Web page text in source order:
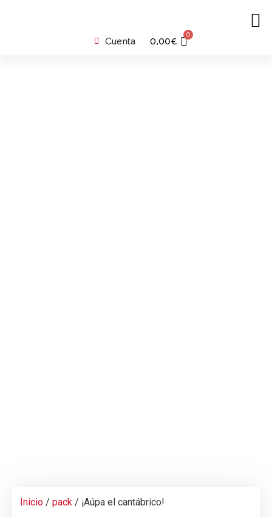
Cuenta 0,00€
0
Inicio / pack / ¡Aúpa el cantábrico!